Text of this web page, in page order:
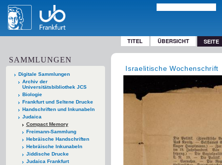
TITEL ÜBERSICHT SEITE
SAMMLUNGEN
Digitale Sammlungen
Archiv der
Universitätsbibliothek JCS
Biologie
Frankfurt und Seltene Drucke
Handschriften und Inkunabeln
Judaica
Compact Memory
Freimann-Sammlung
Hebräische Handschriften
Hebräische Inkunabeln
Jiddische Drucke
Judaica Frankfurt
Israelitische Wochenschrift